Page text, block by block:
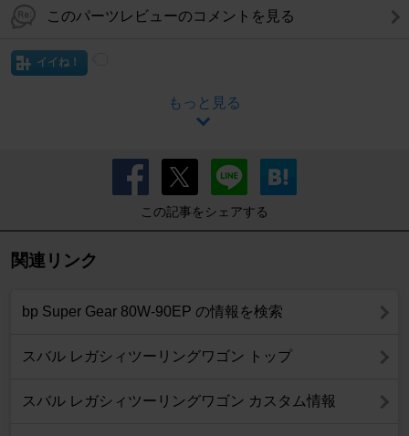
このパーツレビューのコメントを見る
イイね！
もっと見る
この記事をシェアする
関連リンク
bp Super Gear 80W-90EP の情報を検索
スバル レガシィツーリングワゴン トップ
スバル レガシィツーリングワゴン カスタム情報